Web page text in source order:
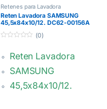
Retenes para Lavadora
Reten Lavadora SAMSUNG
45,5x84x10/12. DC62-00156A
e
(0)
Reten Lavadora
SAMSUNG
45,5x84x10/12.